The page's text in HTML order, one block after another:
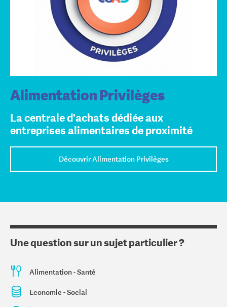
Alimentation Privilèges
La centrale d'achats dédiée aux
entreprises alimentaires de proximité
Découvrir Alimentation Privilèges
Une question sur un sujet particulier ?
Alimentation - Santé
Economie - Social